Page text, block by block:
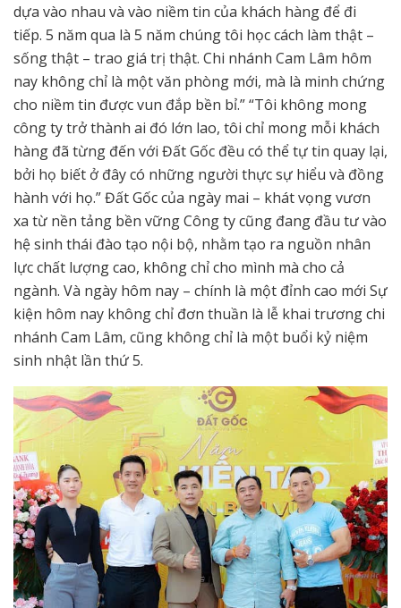
dựa vào nhau và vào niềm tin của khách hàng để đi
tiếp. 5 năm qua là 5 năm chúng tôi học cách làm thật –
sống thật – trao giá trị thật. Chi nhánh Cam Lâm hôm
nay không chỉ là một văn phòng mới, mà là minh chứng
cho niềm tin được vun đắp bền bỉ.” “Tôi không mong
công ty trở thành ai đó lớn lao, tôi chỉ mong mỗi khách
hàng đã từng đến với Đất Gốc đều có thể tự tin quay lại,
bởi họ biết ở đây có những người thực sự hiểu và đồng
hành với họ.” Đất Gốc của ngày mai – khát vọng vươn
xa từ nền tảng bền vững Công ty cũng đang đầu tư vào
hệ sinh thái đào tạo nội bộ, nhằm tạo ra nguồn nhân
lực chất lượng cao, không chỉ cho mình mà cho cả
ngành. Và ngày hôm nay – chính là một đỉnh cao mới Sự
kiện hôm nay không chỉ đơn thuần là lễ khai trương chi
nhánh Cam Lâm, cũng không chỉ là một buổi kỷ niệm
sinh nhật lần thứ 5.